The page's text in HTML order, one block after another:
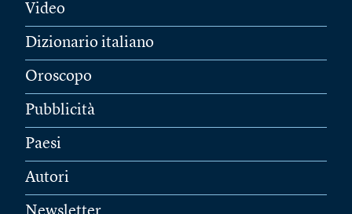
Video
Dizionario italiano
Oroscopo
Pubblicità
Paesi
Autori